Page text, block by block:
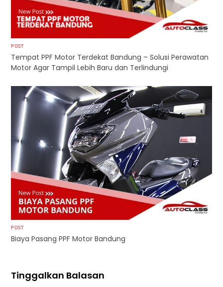
POST
Tempat PPF Motor Terdekat Bandung – Solusi Perawatan
Motor Agar Tampil Lebih Baru dan Terlindungi
POST
Biaya Pasang PPF Motor Bandung
Tinggalkan Balasan